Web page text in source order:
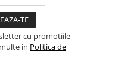
cu promotiile
in Politica de